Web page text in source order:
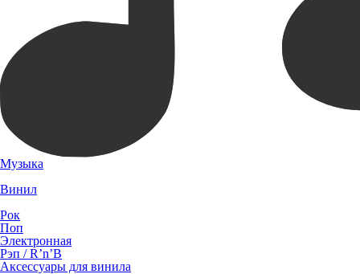
Музыка
Винил
Рок
Поп
Электронная
Рэп / R’n’B
Аксессуары для винила